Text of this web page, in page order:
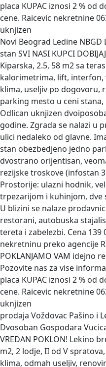
placa KUPAC iznosi 2 %
cene. Raicevic nekretnine
uknjizen
Novi Beograd Ledine
stan SVI NASI KUPCI
Kiparska, 2.5, 58 m2 sa
kalorimetrima, lift, interfon,
klima, useljiv po dogovoru,
parking mesto u ceni
Odlican uknjizen
godine. Zgrada se nalazi u
ulici nedaleko od glavne.
stan obezbedjeno jedno
dvostrano orijentisan,
rezijske troskove (infostan
Prostorije: ulazni hodnik,
trpezarijom i kuhinjom, dve
U blizini se nalaze
restorani, autobuska
tereta i zabelezbi. Cena 139
nekretninu preko agencije
POKLANJAMO VAM idejno
Pozovite nas za vise
placa KUPAC iznosi 2 %
cene. Raicevic nekretnine
uknjizen
prodaja Voždovac Pašino i
Dvosoban Gospodara
VREDAN POKLON! Lekino
m2, 2 lodje, II od V
klima, odmah useljiv,